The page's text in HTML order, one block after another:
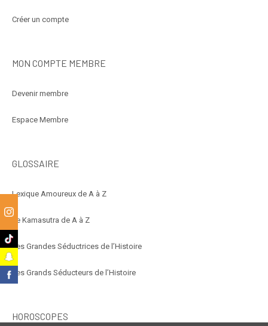
Créer un compte
MON COMPTE MEMBRE
Devenir membre
Espace Membre
GLOSSAIRE
Lexique Amoureux de A à Z
Le Kamasutra de A à Z
Les Grandes Séductrices de l’Histoire
Les Grands Séducteurs de l’Histoire
HOROSCOPES